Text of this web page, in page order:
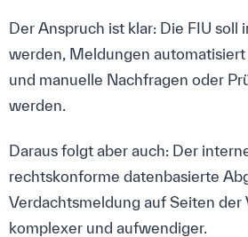
Der Anspruch ist klar: Die FIU soll
werden, Meldungen
und manuelle Nachfragen oder
werden.
Daraus folgt aber auch: Der
rechtskonforme datenbasierte
Verdachtsmeldung auf Seiten
komplexer und aufwendiger.